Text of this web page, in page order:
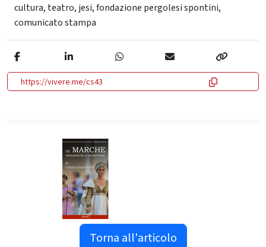
cultura, teatro, jesi,fondazione pergolesi spontini,
comunicato stampa
https://vivere.me/cs43
Torna all'articolo